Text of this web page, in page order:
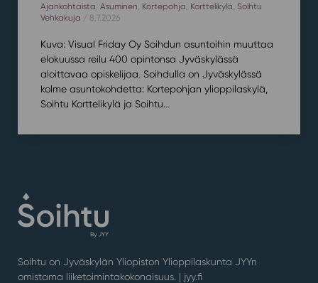
Ajankohtaista, Asuminen, Kortepohja, Korttelikylä, Soihtu
Vehkakuja / 8.7.2026
Kuva: Visual Friday Oy Soihdun asuntoihin muuttaa
elokuussa reilu 400 opintonsa Jyväskylässä
aloittavaa opiskelijaa. Soihdulla on Jyväskylässä
kolme asuntokohdetta: Kortepohjan ylioppilaskylä,
Soihtu Korttelikylä ja Soihtu...
Soihtu on Jyväskylän Yliopiston Ylioppilaskunta JYYn
omistama liiketoimintakokonaisuus. | jyy.fi